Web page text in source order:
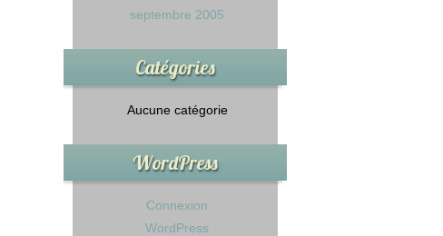
septembre 2005
Catégories
Aucune catégorie
WordPress
Connexion
WordPress